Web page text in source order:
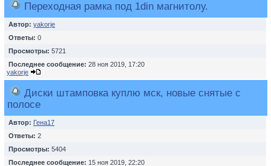
Переходная рамка под 1din магнитолу.
Автор: yakorje
Ответы: 0
Просмотры: 5721
Последнее сообщение: 28 ноя 2019, 17:20
yakorje
Диски штамповка куплю мск, новые снятые с
полосе
Автор: Гена17
Ответы: 2
Просмотры: 5404
Последнее сообщение: 15 ноя 2019, 22:20